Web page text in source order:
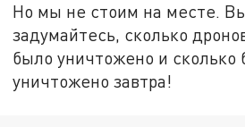
Но мы не стоим на месте.
задумайтесь, сколько
было уничтожено и сколько
уничтожено завтра!